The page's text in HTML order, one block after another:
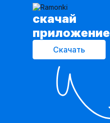
cкачай
приложение
Скачать